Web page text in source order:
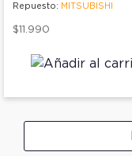
Repuesto: MITSUBISHI
$11.990